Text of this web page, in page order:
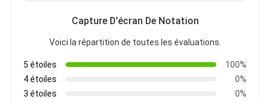
Capture D'écran De Notation
Voici la répartition de toutes les évaluations.
5 étoiles
100%
4 étoiles
0%
3 étoiles
0%